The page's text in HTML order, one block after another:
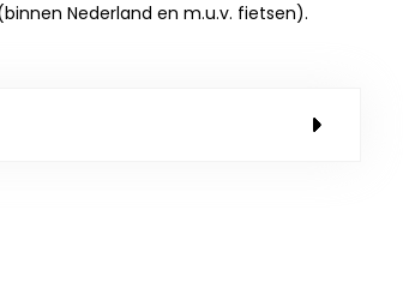
Nederland en m.u.v. fietsen).